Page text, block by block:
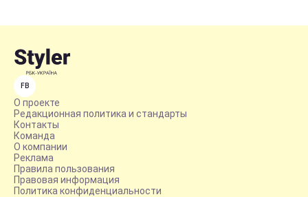
FB
О проекте
Редакционная политика и стандарты
Контакты
Команда
О компании
Реклама
Правила пользования
Правовая информация
Политика конфиденциальности